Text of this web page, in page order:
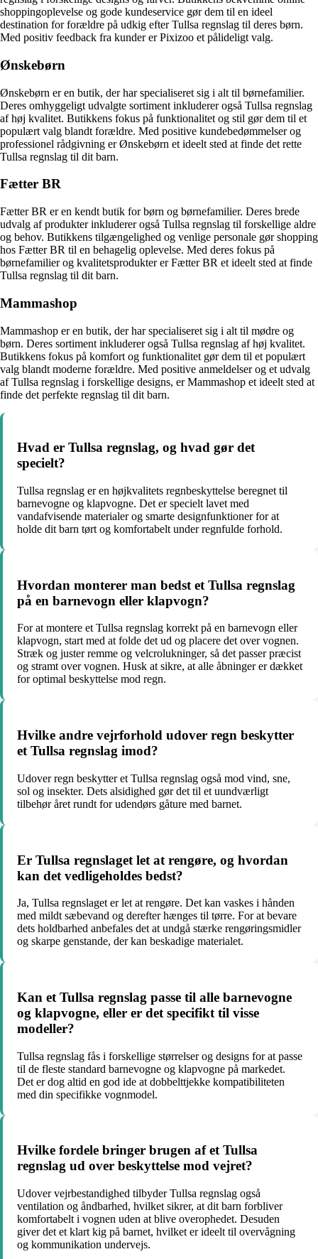
shoppingoplevelse og gode kundeservice gør dem til en ideel
destination for forældre på udkig efter Tullsa regnslag til deres børn.
Med positiv feedback fra kunder er Pixizoo et pålideligt valg.
Ønskebørn
Ønskebørn er en butik, der har specialiseret sig i alt til børnefamilier.
Deres omhyggeligt udvalgte sortiment inkluderer også Tullsa regnslag
af høj kvalitet. Butikkens fokus på funktionalitet og stil gør dem til et
populært valg blandt forældre. Med positive kundebedømmelser og
professionel rådgivning er Ønskebørn et ideelt sted at finde det rette
Tullsa regnslag til dit barn.
Fætter BR
Fætter BR er en kendt butik for børn og børnefamilier. Deres brede
udvalg af produkter inkluderer også Tullsa regnslag til forskellige aldre
og behov. Butikkens tilgængelighed og venlige personale gør shopping
hos Fætter BR til en behagelig oplevelse. Med deres fokus på
børnefamilier og kvalitetsprodukter er Fætter BR et ideelt sted at finde
Tullsa regnslag til dit barn.
Mammashop
Mammashop er en butik, der har specialiseret sig i alt til mødre og
børn. Deres sortiment inkluderer også Tullsa regnslag af høj kvalitet.
Butikkens fokus på komfort og funktionalitet gør dem til et populært
valg blandt moderne forældre. Med positive anmeldelser og et udvalg
af Tullsa regnslag i forskellige designs, er Mammashop et ideelt sted at
finde det perfekte regnslag til dit barn.
Hvad er Tullsa regnslag, og hvad gør det
specielt?
Tullsa regnslag er en højkvalitets regnbeskyttelse beregnet til
barnevogne og klapvogne. Det er specielt lavet med
vandafvisende materialer og smarte designfunktioner for at
holde dit barn tørt og komfortabelt under regnfulde forhold.
Hvordan monterer man bedst et Tullsa regnslag
på en barnevogn eller klapvogn?
For at montere et Tullsa regnslag korrekt på en barnevogn eller
klapvogn, start med at folde det ud og placere det over vognen.
Stræk og juster remme og velcrolukninger, så det passer præcist
og stramt over vognen. Husk at sikre, at alle åbninger er dækket
for optimal beskyttelse mod regn.
Hvilke andre vejrforhold udover regn beskytter
et Tullsa regnslag imod?
Udover regn beskytter et Tullsa regnslag også mod vind, sne,
sol og insekter. Dets alsidighed gør det til et uundværligt
tilbehør året rundt for udendørs gåture med barnet.
Er Tullsa regnslaget let at rengøre, og hvordan
kan det vedligeholdes bedst?
Ja, Tullsa regnslaget er let at rengøre. Det kan vaskes i hånden
med mildt sæbevand og derefter hænges til tørre. For at bevare
dets holdbarhed anbefales det at undgå stærke rengøringsmidler
og skarpe genstande, der kan beskadige materialet.
Kan et Tullsa regnslag passe til alle barnevogne
og klapvogne, eller er det specifikt til visse
modeller?
Tullsa regnslag fås i forskellige størrelser og designs for at passe
til de fleste standard barnevogne og klapvogne på markedet.
Det er dog altid en god ide at dobbelttjekke kompatibiliteten
med din specifikke vognmodel.
Hvilke fordele bringer brugen af et Tullsa
regnslag ud over beskyttelse mod vejret?
Udover vejrbestandighed tilbyder Tullsa regnslag også
ventilation og åndbarhed, hvilket sikrer, at dit barn forbliver
komfortabelt i vognen uden at blive overophedet. Desuden
giver det et klart kig på barnet, hvilket er ideelt til overvågning
og kommunikation undervejs.